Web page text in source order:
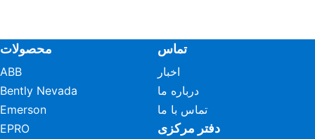
محصولات
ABB
Bently Nevada
Emerson
EPRO
تماس
اخبار
درباره ما
تماس با ما
دفتر مرکزی